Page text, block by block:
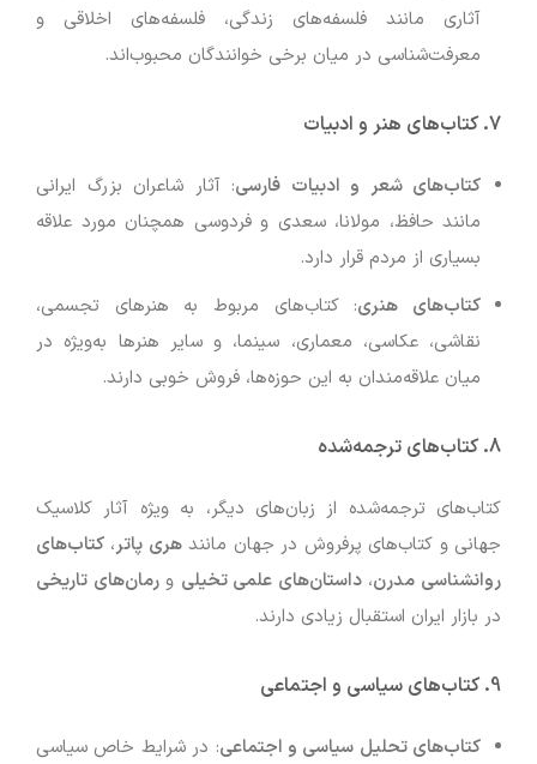
آثاری مانند فلسفه‌های زندگی، فلسفه‌های اخلاقی و
معرفت‌شناسی در میان برخی خوانندگان محبوب‌اند.
7. کتاب‌های هنر و ادبیات
کتاب‌های شعر و ادبیات فارسی: آثار شاعران بزرگ ایرانی
مانند حافظ، مولانا، سعدی و فردوسی همچنان مورد علاقه
بسیاری از مردم قرار دارد.
کتاب‌های هنری: کتاب‌های مربوط به هنرهای تجسمی،
نقاشی، عکاسی، معماری، سینما، و سایر هنرها به‌ویژه در
میان علاقه‌مندان به این حوزه‌ها، فروش خوبی دارند.
8. کتاب‌های ترجمه‌شده
کتاب‌های ترجمه‌شده از زبان‌های دیگر، به ویژه آثار کلاسیک
جهانی و کتاب‌های پرفروش در جهان مانندهری پاتر، کتاب‌های
روانشناسی مدرن،داستان‌های علمی تخیلی ورمان‌های تاریخی
در بازار ایران استقبال زیادی دارند.
9. کتاب‌های سیاسی و اجتماعی
کتاب‌های تحلیل سیاسی و اجتماعی: در شرایط خاص سیاسی